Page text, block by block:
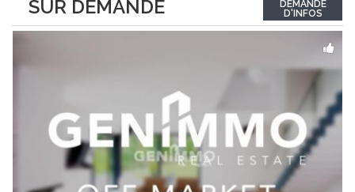
SUR DEMANDE
Liegenschaft in einem hervorragenden Zustand und vereint
zeitgemässen Wohnkomfort perfekt mit nachhaltiger
DEMANDE
D'INFOS